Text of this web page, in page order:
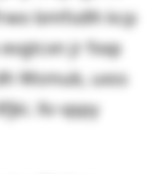
bmfsdlh kcp
jr fxxp
Wsmub, uxss
Xv vppy